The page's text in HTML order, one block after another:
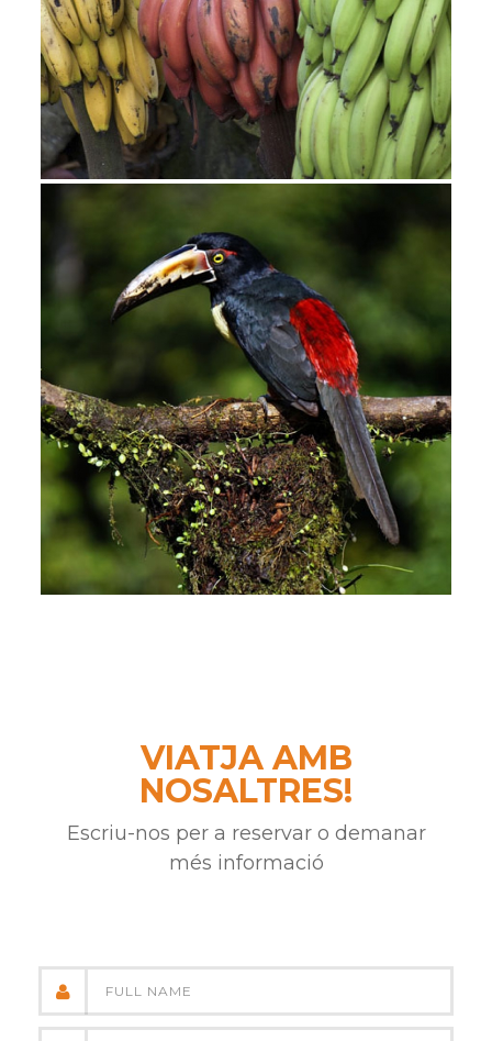
VIATJA AMB
NOSALTRES!
Escriu-nos per a reservar o demanar
més informació